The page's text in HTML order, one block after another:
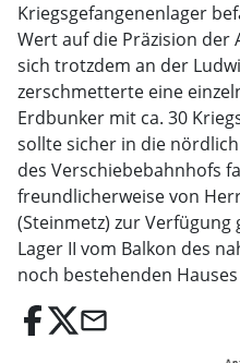
Kriegsgefangenenlager
Wert auf die Präzision der
sich trotzdem an der
zerschmetterte eine
Erdbunker mit ca. 30
sollte sicher in die
des Verschiebebahnhofs
freundlicherweise von
(Steinmetz) zur Verfügung
Lager II vom Balkon des
noch bestehenden
email